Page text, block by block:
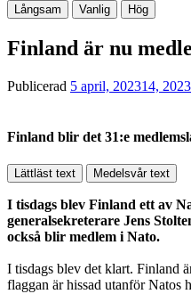
Långsam Vanlig Hög
Finland är nu
Publicerad 5 april, 202314, 2023
Finland blir det 31:e
Lättläst text Medelsvår text
I tisdags blev Finland ett av
generalsekreterare Jens
också blir medlem i Nato.
I tisdags blev det klart. Finland
flaggan är hissad utanför Natos